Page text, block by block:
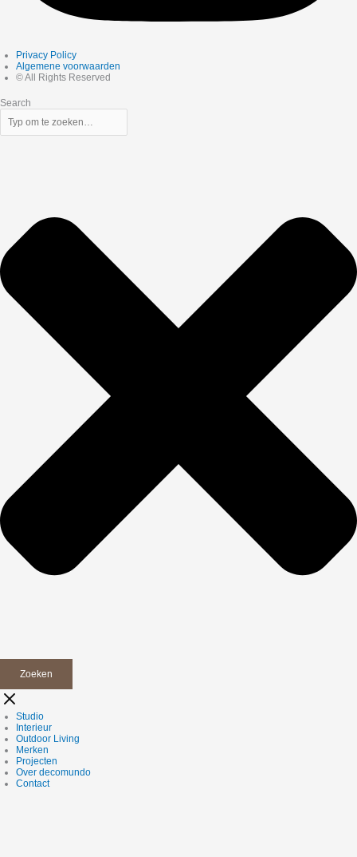
Privacy Policy
Algemene voorwaarden
© All Rights Reserved
Search
Zoeken
Studio
Interieur
Outdoor Living
Merken
Projecten
Over decomundo
Contact